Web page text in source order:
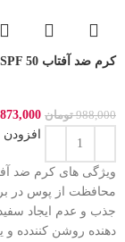
کرم ضد آفتاب SPF 50 پیکسل مدل Centella حجم 50 میلی لیتر
988,000 تومان 873,000
افزودن
جذب و عدم ایجاد
دهنده روشن کنندده